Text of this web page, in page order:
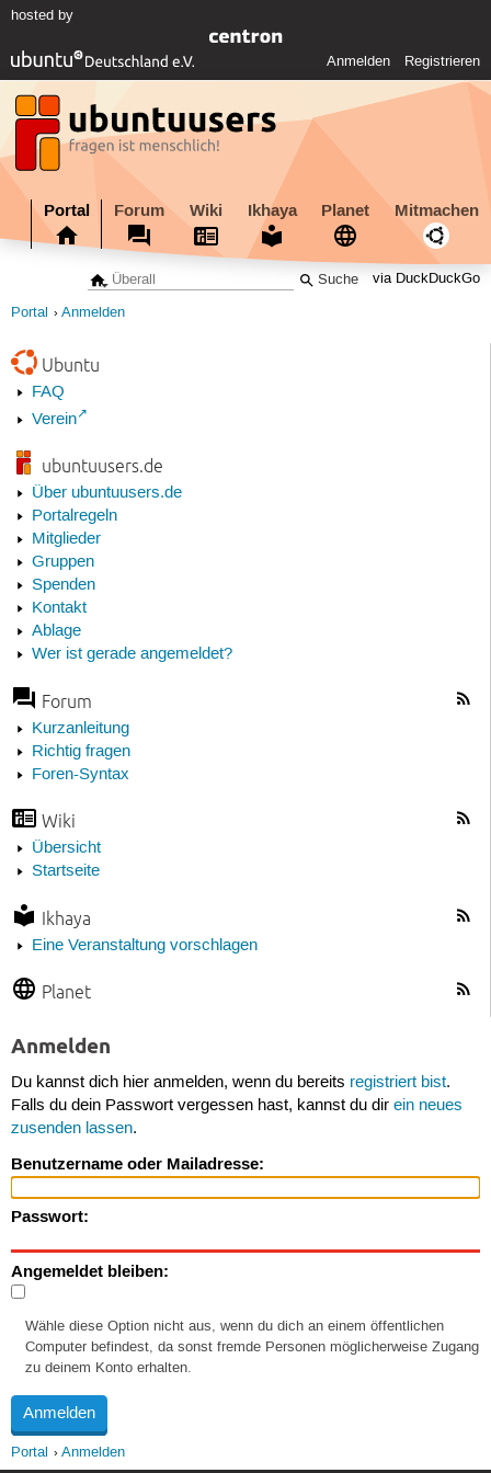
hosted by
Anmelden Registrieren
Portal Forum Wiki Ikhaya Planet Mitmachen
via DuckDuckGo
Portal Anmelden
Ubuntu
FAQ
Verein
ubuntuusers.de
Über ubuntuusers.de
Portalregeln
Mitglieder
Gruppen
Spenden
Kontakt
Ablage
Wer ist gerade angemeldet?
Forum
Kurzanleitung
Richtig fragen
Foren-Syntax
Wiki
Übersicht
Startseite
Ikhaya
Eine Veranstaltung vorschlagen
Planet
Anmelden
Du kannst dich hier anmelden, wenn du bereits registriert bist.
Falls du dein Passwort vergessen hast, kannst du dir ein neues
zusenden lassen.
Benutzername oder Mailadresse:
Passwort:
Angemeldet bleiben:
Wähle diese Option nicht aus, wenn du dich an einem öffentlichen
Computer befindest, da sonst fremde Personen möglicherweise Zugang
zu deinem Konto erhalten.
Portal Anmelden